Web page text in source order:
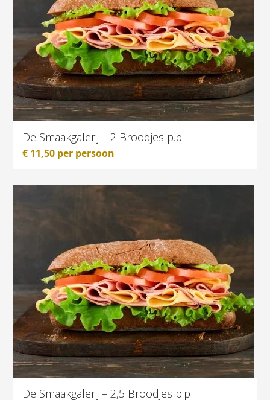
De Smaakgalerij – 2 Broodjes p.p
€ 11,50 per persoon
De Smaakgalerij – 2,5 Broodjes p.p